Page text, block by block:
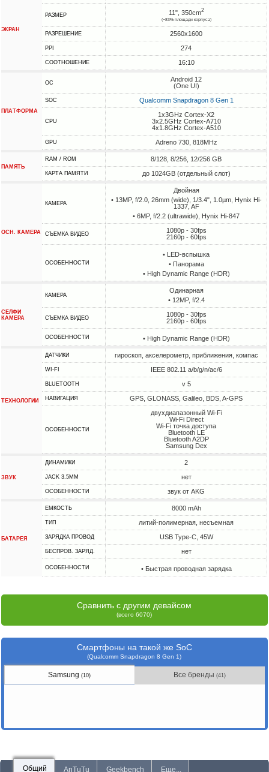
ЭКРАН
РАЗМЕР 11", 350cm2
(~83% площади корпуса)
РАЗРЕШЕНИЕ 2560x1600
PPI 274
СООТНОШЕНИЕ 16:10
ПЛАТФОРМА
ОС
Android 12
(One UI)
SOC Qualcomm Snapdragon 8 Gen 1
CPU
1x3GHz Cortex-X2
3x2.5GHz Cortex-A710
4x1.8GHz Cortex-A510
GPU Adreno 730, 818MHz
ПАМЯТЬ
RAM / ROM 8/128, 8/256, 12/256 GB
КАРТА ПАМЯТИ до 1024GB (отдельный слот)
ОСН. КАМЕРА
КАМЕРА
Двойная
• 13MP, f/2.0, 26mm (wide), 1/3.4", 1.0µm, Hynix Hi-
1337, AF
• 6MP, f/2.2 (ultrawide), Hynix Hi-847
СЪЕМКА ВИДЕО
1080p - 30fps
2160p - 60fps
ОСОБЕННОСТИ
• LED-вспышка
• Панорама
• High Dynamic Range (HDR)
СЕЛФИ
КАМЕРА
КАМЕРА
Одинарная
• 12MP, f/2.4
СЪЕМКА ВИДЕО
1080p - 30fps
2160p - 60fps
ОСОБЕННОСТИ • High Dynamic Range (HDR)
ТЕХНОЛОГИИ
ДАТЧИКИ гироскоп, акселерометр, приближения, компас
WI-FI IEEE 802.11 a/b/g/n/ac/6
BLUETOOTH v 5
НАВИГАЦИЯ GPS, GLONASS, Galileo, BDS, A-GPS
ОСОБЕННОСТИ
двухдиапазонный Wi-Fi
Wi-Fi Direct
Wi-Fi точка доступа
Bluetooth LE
Bluetooth A2DP
Samsung Dex
ЗВУК
ДИНАМИКИ 2
JACK 3.5MM нет
ОСОБЕННОСТИ звук от AKG
БАТАРЕЯ
ЕМКОСТЬ 8000 mAh
ТИП литий-полимерная, несъемная
ЗАРЯДКА ПРОВОД USB Type-C, 45W
БЕСПРОВ. ЗАРЯД. нет
ОСОБЕННОСТИ • Быстрая проводная зарядка
Сравнить с другим девайсом
(всего 6070)
Смартфоны на такой же SoC
(Qualcomm Snapdragon 8 Gen 1)
Samsung(10) Все бренды(41)
Общий AnTuTu Geekbench Еще...